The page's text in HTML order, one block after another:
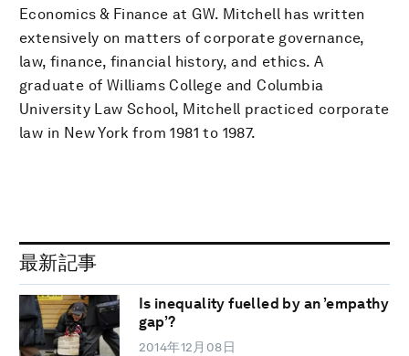
Economics & Finance at GW. Mitchell has written
extensively on matters of corporate governance,
law, finance, financial history, and ethics. A
graduate of Williams College and Columbia
University Law School, Mitchell practiced corporate
law in New York from 1981 to 1987.
最新記事
Is inequality fuelled by an ’empathy
gap’?
2014年12月08日